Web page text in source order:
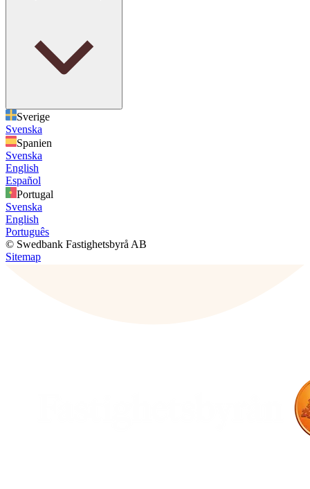
Sverige
Svenska
Spanien
Svenska
English
Español
Portugal
Svenska
English
Português
© Swedbank Fastighetsbyrå AB
Sitemap